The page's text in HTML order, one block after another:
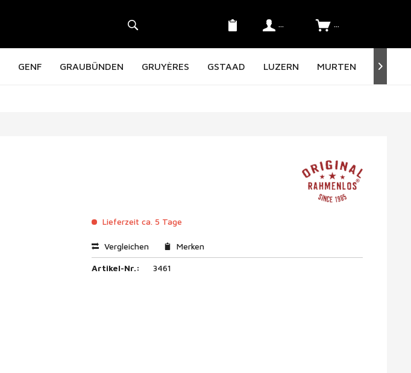
Konto SFr. 0.00 *
GENF GRAUBÜNDEN GRUYÈRES GSTAAD LUZERN MURTEN NORD

Lieferzeit ca. 5 Tage
Vergleichen Merken
Artikel-Nr.: 3461